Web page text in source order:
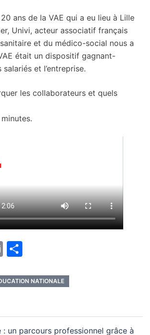
ans de la VAE qui a eu lieu à Lille
Univi, acteur associatif français
et du médico-social nous a
était un dispositif gagnant-
et l’entreprise.
les collaborateurs et quels
Email
NATIONALE
: un parcours professionnel grâce à